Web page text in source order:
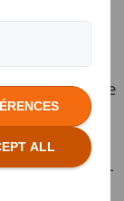
partenariat
il y a plus
réduction de
d’ici fin
son modèle
de retirer 1
des